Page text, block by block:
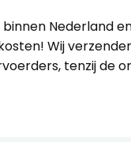
Nederland
Wij
tenzij de